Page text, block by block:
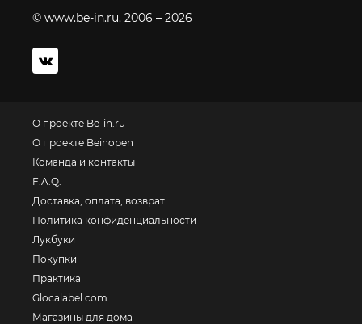
© www.be-in.ru. 2006 – 2026
О проекте Be-in.ru
О проекте Beinopen
Команда и контакты
F.A.Q.
Доставка, оплата, возврат
Политика конфиденциальности
Лукбуки
Покупки
Практика
Glocalabel.com
Магазины для дома